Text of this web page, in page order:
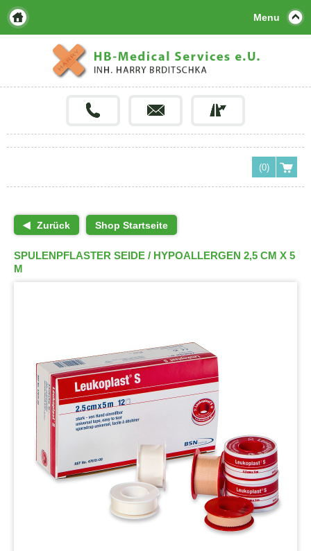
Menu
(0)
Zurück Shop Startseite
SPULENPFLASTER SEIDE / HYPOALLERGEN 2,5 CM X 5
M